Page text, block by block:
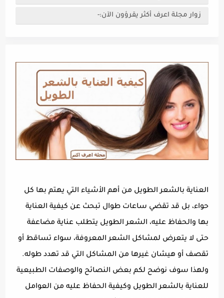
زوار مجلة اعرف أكثر يقرؤون الآن:-
العناية بالشعر الطويل من أهم الأشياء التي يهتم بها كل
حواء، بل قد تقضي ساعات طوال تبحث عن كيفية العناية
بها والحفاظ عليه، الشعر الطويل يتطلب عناية مضاعفة
حتى لا يتعرض لمشاكل الشعر المعروفة، سواء تساقط أو
تقصف أو هيشان غيرها من المشاكل التي قد تهدد طوله.
ولهذا سوف نوضح لكم بعض النصائح والوصفات الطبيعية
للعناية بالشعر الطويل وكيفية الحفاظ عليه من العوامل